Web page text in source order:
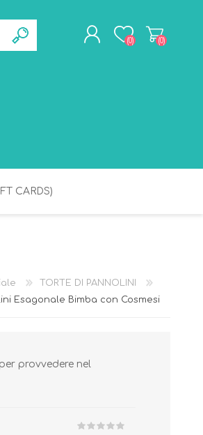
(0) (0)
Igiene del Bambino
CARDS)
TORTE DI PANNOLINI
Esagonale Bimba con Cosmesi
provvedere nel